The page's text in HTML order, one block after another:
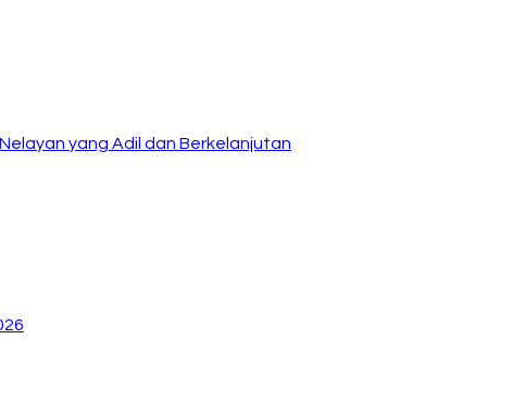
yang Adil dan Berkelanjutan